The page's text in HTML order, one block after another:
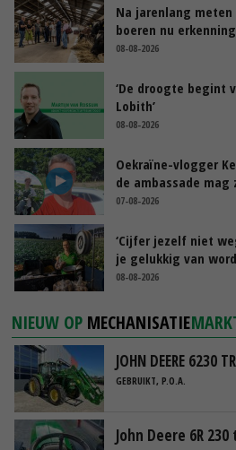
Na jarenlang
boeren nu erkenning
08-08-2026
‘De droogte begint
Lobith’
08-08-2026
Oekraïne-vlogger
de ambassade mag
07-08-2026
‘Cijfer jezelf niet
je gelukkig van
08-08-2026
NIEUW OP MECHANISATIE
JOHN DEERE 6230
GEBRUIKT, P.O.A.
John Deere 6R